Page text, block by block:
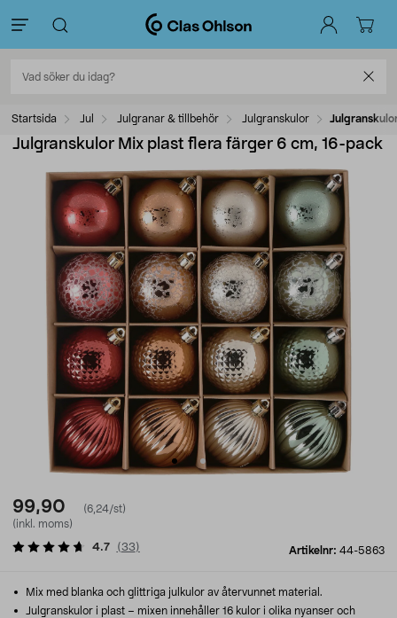
Startsida Jul Julgranar & tillbehör Julgranskulor
Julgranskulor Mix plast flera färger 6 cm, 16-pack
99,90
(6,24/st)
(inkl. moms)
Artikelnr: 44-5863
4.7 (33)
Mix med blanka och glittriga julkulor av återvunnet material.
Julgranskulor i plast – mixen innehåller 16 kulor i olika nyanser och